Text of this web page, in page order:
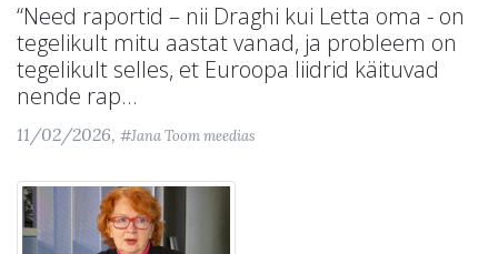
“Need raportid – nii Draghi kui Letta oma - on
tegelikult mitu aastat vanad, ja probleem on
tegelikult selles, et Euroopa liidrid käituvad
nende rap...
11/02/2026, #Jana Toom meedias